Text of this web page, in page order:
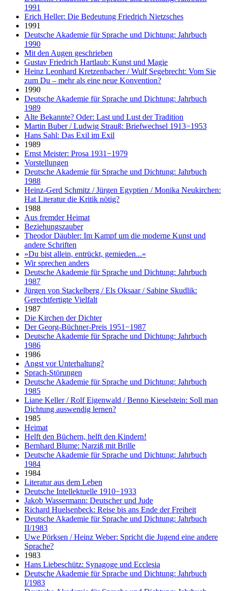
1991
Erich Heller: Die Bedeutung Friedrich Nietzsches
1991
Deutsche Akademie für Sprache und Dichtung: Jahrbuch
1990
Mit den Augen geschrieben
Gustav Friedrich Hartlaub: Kunst und Magie
Heinz Leonhard Kretzenbacher / Wulf Segebrecht: Vom Sie
zum Du – mehr als eine neue Konvention?
1990
Deutsche Akademie für Sprache und Dichtung: Jahrbuch
1989
Alte Bekannte? Oder: Last und Lust der Tradition
Martin Buber / Ludwig Strauß: Briefwechsel 1913−1953
Hans Sahl: Das Exil im Exil
1989
Ernst Meister: Prosa 1931−1979
Vorstellungen
Deutsche Akademie für Sprache und Dichtung: Jahrbuch
1988
Heinz-Gerd Schmitz / Jürgen Egyptien / Monika Neukirchen:
Hat Literatur die Kritik nötig?
1988
Aus fremder Heimat
Beziehungszauber
Theodor Däubler: Im Kampf um die moderne Kunst und
andere Schriften
»Du bist allein, entrückt, gemieden...«
Wir sprechen anders
Deutsche Akademie für Sprache und Dichtung: Jahrbuch
1987
Jürgen von Stackelberg / Els Oksaar / Sabine Skudlik:
Gerechtfertigte Vielfalt
1987
Die Kirchen der Dichter
Der Georg-Büchner-Preis 1951−1987
Deutsche Akademie für Sprache und Dichtung: Jahrbuch
1986
1986
Angst vor Unterhaltung?
Sprach-Störungen
Deutsche Akademie für Sprache und Dichtung: Jahrbuch
1985
Liane Keller / Rolf Eigenwald / Benno Kieselstein: Soll man
Dichtung auswendig lernen?
1985
Heimat
Helft den Büchern, helft den Kindern!
Bernhard Blume: Narziß mit Brille
Deutsche Akademie für Sprache und Dichtung: Jahrbuch
1984
1984
Literatur aus dem Leben
Deutsche Intellektuelle 1910−1933
Jakob Wassermann: Deutscher und Jude
Richard Huelsenbeck: Reise bis ans Ende der Freiheit
Deutsche Akademie für Sprache und Dichtung: Jahrbuch
II/1983
Uwe Pörksen / Heinz Weber: Spricht die Jugend eine andere
Sprache?
1983
Hans Liebeschütz: Synagoge und Ecclesia
Deutsche Akademie für Sprache und Dichtung: Jahrbuch
I/1983